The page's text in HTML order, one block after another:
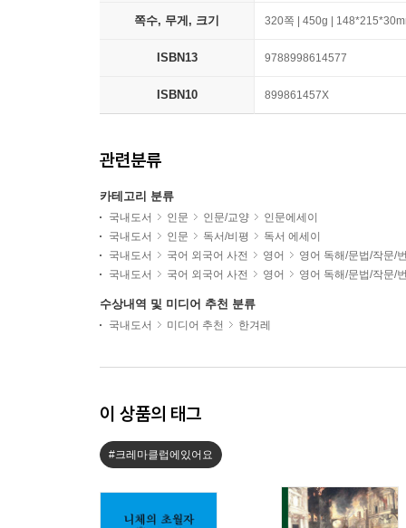
쪽수, 무게, 크기 320쪽 | 450g |
ISBN13 9788998614577
ISBN10 899861457X
관련분류
카테고리 분류
국내도서 인문 인문/교양
인문에세이
국내도서
인문 독서/비평
독서 에세이
국내도서
국어 외국어 사전 영어
영어 독해/문법/작문/
국내도서
국어 외국어 사전 영어 영어 독해/문법/작문/
수상내역 및 미디어 추천 분류
국내도서 미디어 추천 한겨레
이 상품의 태그
#크레마클럽에있어요